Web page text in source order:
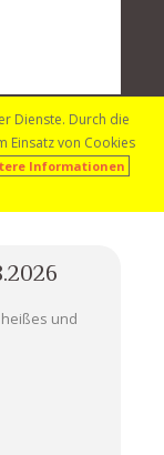
Dienste. Durch die
Einsatz von Cookies
Informationen
und